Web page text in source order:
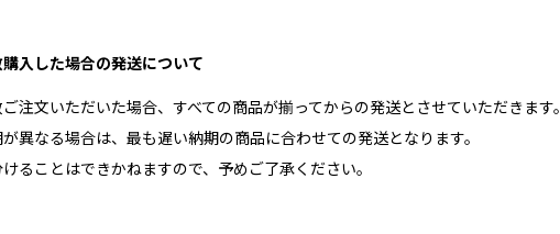
入した場合の発送について
注文いただいた場合、すべての商品が揃ってからの発送とさせていただきます。
異なる場合は、最も遅い納期の商品に合わせての発送となります。
ることはできかねますので、予めご了承ください。